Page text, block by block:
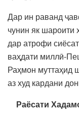
Дар ин раванд
чунин як шароити
дар атрофи
ваҳдати миллӣ-
Раҳмон муттаҳид
аз худ кардани
Раёсати